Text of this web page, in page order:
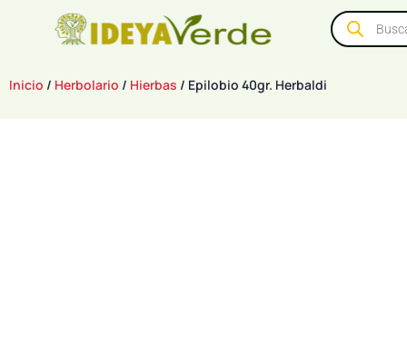
Inicio / Herbolario / Hierbas / Epilobio 40gr. Herbaldi